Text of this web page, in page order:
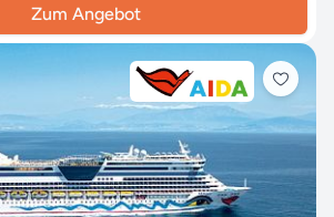
Zum Angebot